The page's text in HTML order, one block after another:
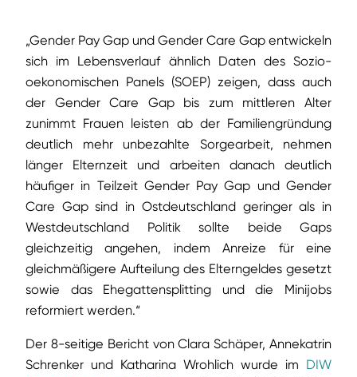
„Gender Pay Gap und Gender Care Gap entwickeln
sich im Lebensverlauf ähnlich Daten des Sozio-
oekonomischen Panels (SOEP) zeigen, dass auch
der Gender Care Gap bis zum mittleren Alter
zunimmt Frauen leisten ab der Familiengründung
deutlich mehr unbezahlte Sorgearbeit, nehmen
länger Elternzeit und arbeiten danach deutlich
häufiger in Teilzeit Gender Pay Gap und Gender
Care Gap sind in Ostdeutschland geringer als in
Westdeutschland Politik sollte beide Gaps
gleichzeitig angehen, indem Anreize für eine
gleichmäßigere Aufteilung des Elterngeldes gesetzt
sowie das Ehegattensplitting und die Minijobs
reformiert werden.“
Der 8-seitige Bericht von Clara Schäper, Annekatrin
Schrenker und Katharina Wrohlich wurde im DIW